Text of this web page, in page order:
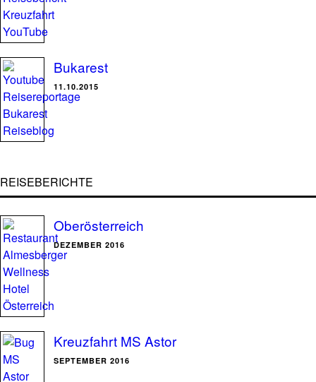
Bukarest
11.10.2015
REISEBERICHTE
Oberösterreich
DEZEMBER 2016
Kreuzfahrt MS Astor
SEPTEMBER 2016